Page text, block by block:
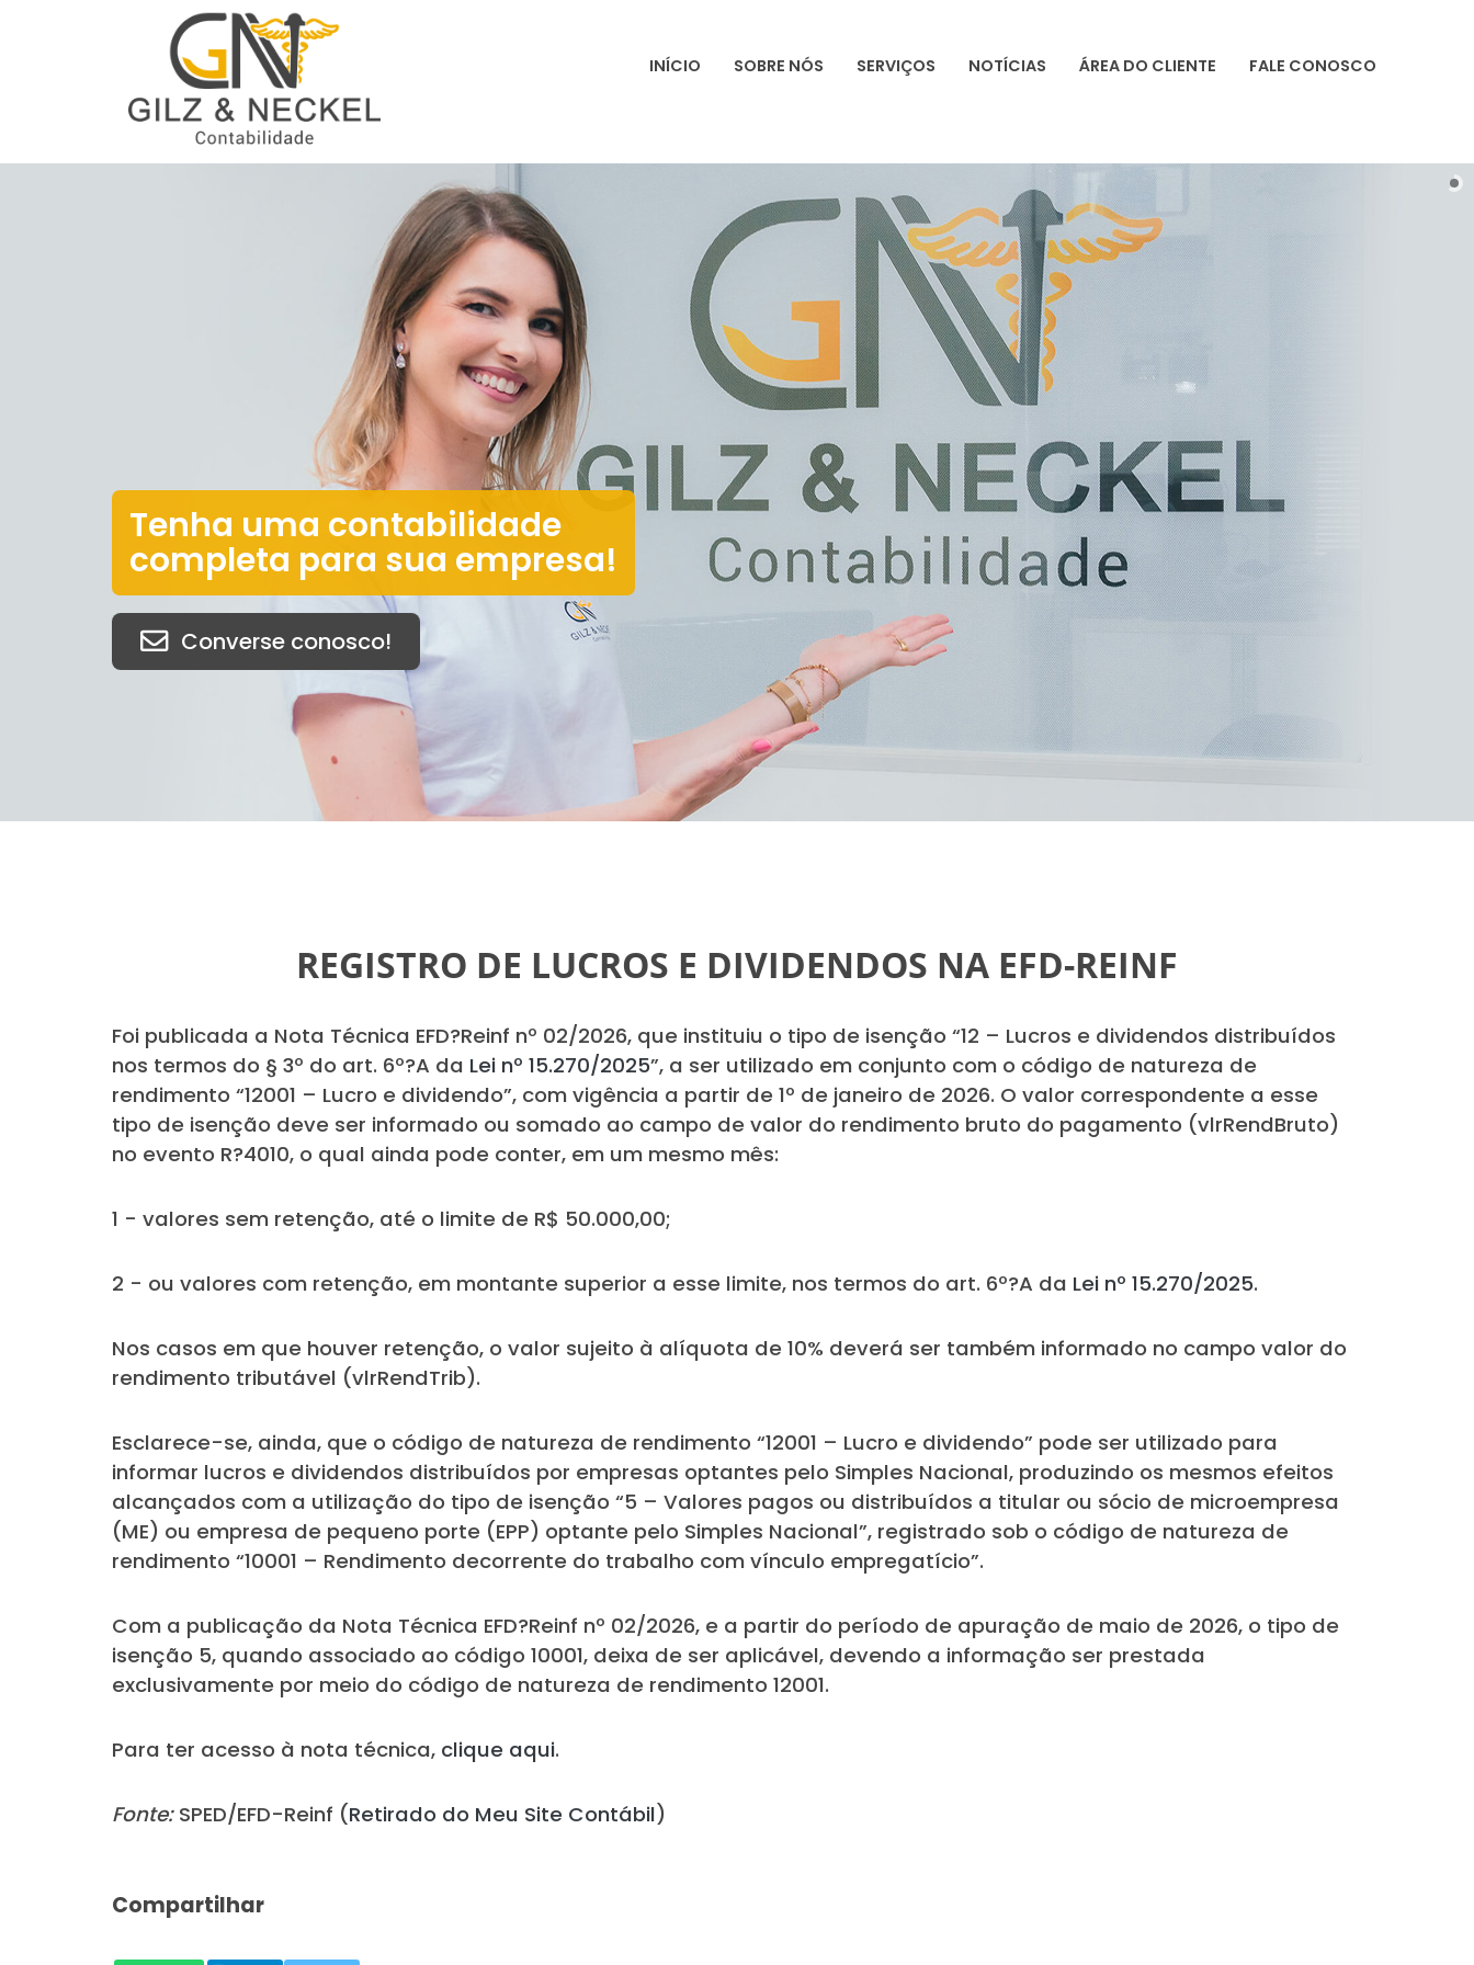
INÍCIO SOBRE NÓS SERVIÇOS NOTÍCIAS ÁREA DO CLIENTE FALE CONOSCO
Tenha uma contabilidade
completa para sua empresa!
Converse conosco!
REGISTRO DE LUCROS E DIVIDENDOS NA EFD-REINF
Foi publicada a Nota Técnica EFD?Reinf nº 02/2026, que instituiu o tipo de isenção “12 – Lucros e dividendos distribuídos
nos termos do § 3º do art. 6º?A da Lei nº 15.270/2025”, a ser utilizado em conjunto com o código de natureza de
rendimento “12001 – Lucro e dividendo”, com vigência a partir de 1º de janeiro de 2026. O valor correspondente a esse
tipo de isenção deve ser informado ou somado ao campo de valor do rendimento bruto do pagamento (vlrRendBruto)
no evento R?4010, o qual ainda pode conter, em um mesmo mês:
1 - valores sem retenção, até o limite de R$ 50.000,00;
2 - ou valores com retenção, em montante superior a esse limite, nos termos do art. 6º?A da Lei nº 15.270/2025.
Nos casos em que houver retenção, o valor sujeito à alíquota de 10% deverá ser também informado no campo valor do
rendimento tributável (vlrRendTrib).
Esclarece-se, ainda, que o código de natureza de rendimento “12001 – Lucro e dividendo” pode ser utilizado para
informar lucros e dividendos distribuídos por empresas optantes pelo Simples Nacional, produzindo os mesmos efeitos
alcançados com a utilização do tipo de isenção “5 – Valores pagos ou distribuídos a titular ou sócio de microempresa
(ME) ou empresa de pequeno porte (EPP) optante pelo Simples Nacional”, registrado sob o código de natureza de
rendimento “10001 – Rendimento decorrente do trabalho com vínculo empregatício”.
Com a publicação da Nota Técnica EFD?Reinf nº 02/2026, e a partir do período de apuração de maio de 2026, o tipo de
isenção 5, quando associado ao código 10001, deixa de ser aplicável, devendo a informação ser prestada
exclusivamente por meio do código de natureza de rendimento 12001.
Para ter acesso à nota técnica, clique aqui.
Fonte:SPED/EFD-Reinf (Retirado do Meu Site Contábil)
Compartilhar